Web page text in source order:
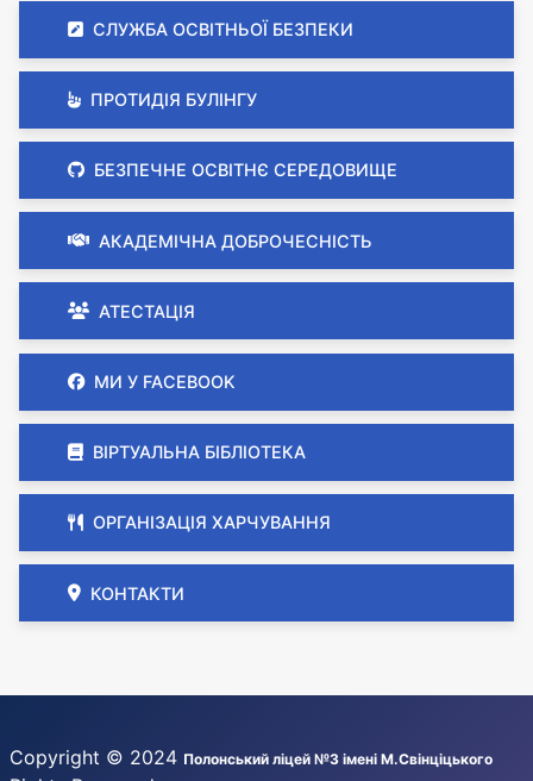
СЛУЖБА ОСВІТНЬОЇ БЕЗПЕКИ
ПРОТИДІЯ БУЛІНГУ
БЕЗПЕЧНЕ ОСВІТНЄ СЕРЕДОВИЩЕ
АКАДЕМІЧНА ДОБРОЧЕСНІСТЬ
АТЕСТАЦІЯ
МИ У FACEBOOK
ВІРТУАЛЬНА БІБЛІОТЕКА
ОРГАНІЗАЦІЯ ХАРЧУВАННЯ
КОНТАКТИ
Copyright © 2024 Полонський ліцей №3 імені М.Свінціцького